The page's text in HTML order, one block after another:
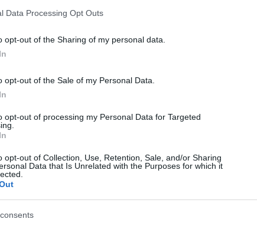
Data Processing Opt Outs
opt-out of the Sharing of my personal data.
opt-out of the Sale of my Personal Data.
opt-out of processing my Personal Data for Targeted
opt-out of Collection, Use, Retention, Sale, and/or Sharing
Data that Is Unrelated with the Purposes for which it